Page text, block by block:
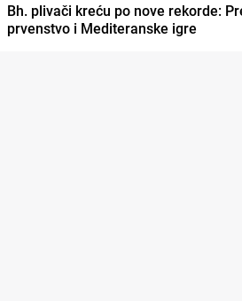
Bh. plivači kreću po nove rekorde:
prvenstvo i Mediteranske igre